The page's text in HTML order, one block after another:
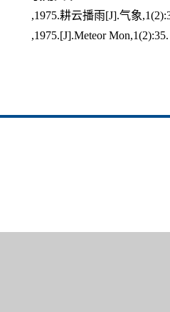
,1975.耕云播雨[J].气象
,1975.[J].Meteor Mon,1(2):35.